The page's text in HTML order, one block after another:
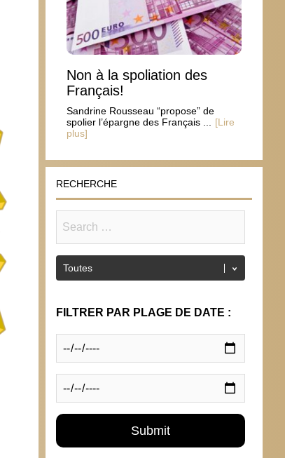
Non à la spoliation des
Français!
Sandrine Rousseau “propose” de
spolier l’épargne des Français ...
[Lire
plus]
RECHERCHE
FILTRER PAR PLAGE DE DATE :